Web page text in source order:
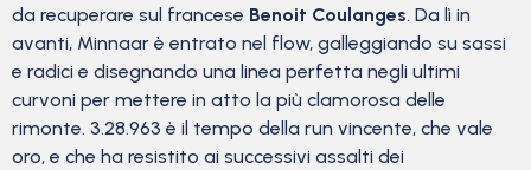
da recuperare sul francese Benoit Coulanges. Da lì in
avanti, Minnaar è entrato nel flow, galleggiando su sassi
e radici e disegnando una linea perfetta negli ultimi
curvoni per mettere in atto la più clamorosa delle
rimonte. 3.28.963 è il tempo della run vincente, che vale
oro, e che ha resistito ai successivi assalti dei